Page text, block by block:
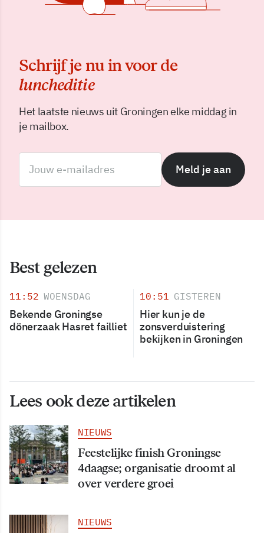
Schrijf je nu in voor de
luncheditie
Het laatste nieuws uit Groningen elke middag in
je mailbox.
Meld je aan
Best gelezen
11:52 WOENSDAG
Bekende Groningse
dönerzaak Hasret failliet
10:51 GISTEREN
Hier kun je de
zonsverduistering
bekijken in Groningen
Lees ook deze artikelen
NIEUWS
Feestelijke finish Groningse
4daagse; organisatie droomt al
over verdere groei
NIEUWS